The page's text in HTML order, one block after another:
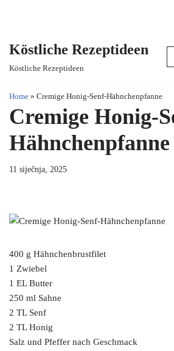
content
Köstliche Rezeptideen
Köstliche Rezeptideen
Home » Cremige Honig-Senf-Hähnchenpfanne
Cremige Honig-
Hähnchenpfanne
11 siječnja, 2025
400 g Hähnchenbrustfilet
1 Zwiebel
1 EL Butter
250 ml Sahne
2 TL Senf
2 TL Honig
Salz und Pfeffer nach Geschmack